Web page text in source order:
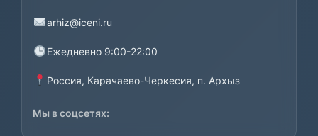
arhiz@iceni.ru
Ежедневно 9:00-22:00
Россия, Карачаево-Черкесия, п. Архыз
Мы в соцсетях: